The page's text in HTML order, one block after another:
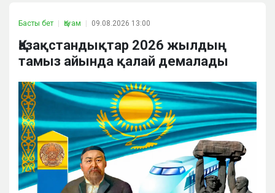
Басты бет Қоғам 09.08.2026 13:00
Қазақстандықтар 2026 жылдың
тамыз айында қалай демалады